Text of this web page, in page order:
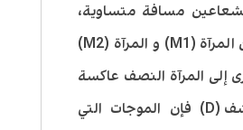
مسافة متساوية،
ثم انعكسا عن المرآة (M1) و المرآة (M2)
إلى المرآة النصف عاكسة
ثم إلى الكاشف (D) فإن الموجات التي